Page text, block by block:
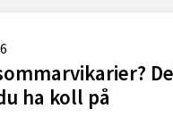
ha koll på